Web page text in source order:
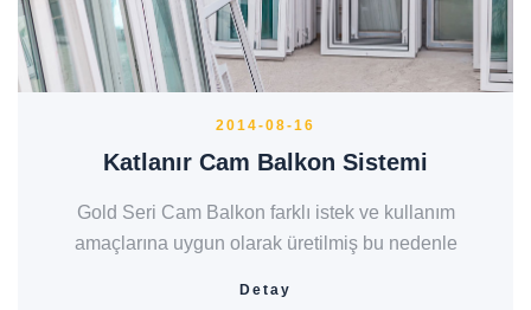
2014-08-16
Katlanır Cam Balkon Sistemi
Gold Seri Cam Balkon farklı istek ve kullanım
amaçlarına uygun olarak üretilmiş bu nedenle
Detay